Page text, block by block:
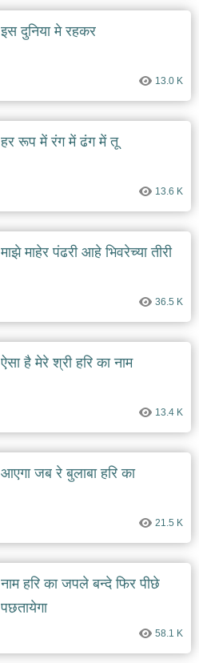
इस दुनिया मे रहकर
13.0 K
हर रूप में रंग में ढंग में तू
13.6 K
माझे माहेर पंढरी आहे भिवरेच्या तीरी
36.5 K
ऐसा है मेरे श्री हरि का नाम
13.4 K
आएगा जब रे बुलाबा हरि का
21.5 K
नाम हरि का जपले बन्दे फिर पीछे
पछतायेगा
58.1 K